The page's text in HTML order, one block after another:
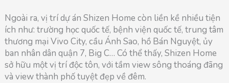
Ngoài ra, vị trí dự án Shizen Home còn liền kề nhiều tiện
ích như: trường học quốc tế, bệnh viện quốc tế, trung tâm
thương mại Vivo City, cầu Ánh Sao, hồ Bán Nguyệt, ủy
ban nhân dân quận 7, Big C… Có thể thấy, Shizen Home
sở hữu một vị trí độc tôn, với tầm view sông thoáng đãng
và view thành phố tuyệt đẹp về đêm.